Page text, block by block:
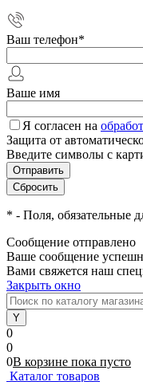
Ваш телефон*
Ваше имя
Я согласен на
Защита от
Введите символы с
* - Поля, обязательные
Сообщение отправлено
Ваше сообщение
Вами свяжется наш
Закрыть окно
0
0
0В корзине пока пусто
Каталог товаров